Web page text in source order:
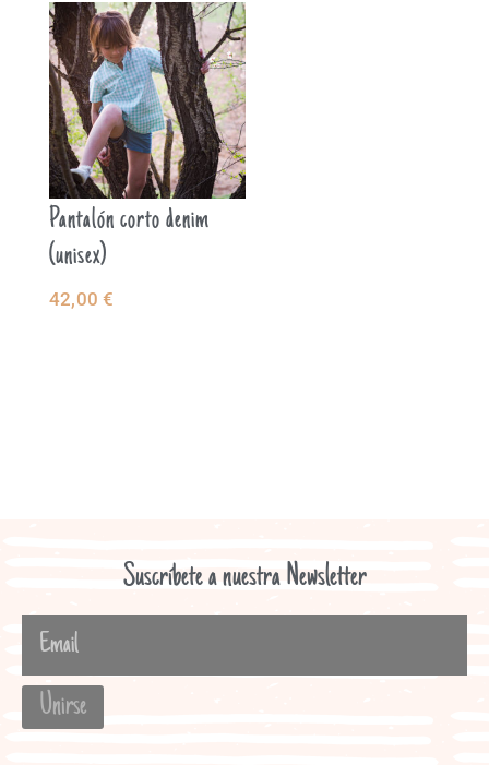
Pantalón corto denim
(unisex)
42,00€
Suscríbete a nuestra Newsletter
Unirse